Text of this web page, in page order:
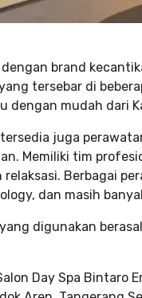
brand
tersebar di
dengan mudah dari
juga
Memiliki tim
Berbagai
dan masih
digunakan
Day Spa Bintaro